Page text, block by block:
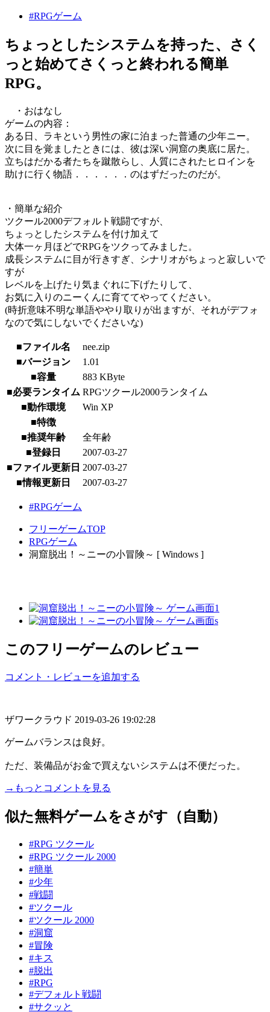
#RPGゲーム
ちょっとしたシステムを持った、さく
っと始めてさくっと終われる簡単
RPG。
・おはなし
ゲームの内容：
ある日、ラキという男性の家に泊まった普通の少年ニー。
次に目を覚ましたときには、彼は深い洞窟の奥底に居た。
立ちはだかる者たちを蹴散らし、人質にされたヒロインを
助けに行く物語．．．．．．のはずだったのだが。
・簡単な紹介
ツクール2000デフォルト戦闘ですが、
ちょっとしたシステムを付け加えて
大体一ヶ月ほどでRPGをツクってみました。
成長システムに目が行きすぎ、シナリオがちょっと寂しいで
すが
レベルを上げたり気まぐれに下げたりして、
お気に入りのニーくんに育ててやってください。
(時折意味不明な単語ややり取りが出ますが、それがデフォ
なので気にしないでくださいな)
■ファイル名
nee.zip
■バージョン
1.01
■容量
883 KByte
■必要ランタイム RPGツクール2000ランタイム
■動作環境
Win XP
■特徴
■推奨年齢
全年齢
■登録日
2007-03-27
■ファイル更新日 2007-03-27
■情報更新日
2007-03-27
#RPGゲーム
フリーゲームTOP
RPGゲーム
洞窟脱出！～ニーの小冒険～ [ Windows ]
このフリーゲームのレビュー
コメント・レビューを追加する
ザワークラウド 2019-03-26 19:02:28
ゲームバランスは良好。
ただ、装備品がお金で買えないシステムは不便だった。
→もっとコメントを見る
似た無料ゲームをさがす（自動）
#RPG ツクール
#RPG ツクール 2000
#簡単
#少年
#戦闘
#ツクール
#ツクール 2000
#洞窟
#冒険
#キス
#脱出
#RPG
#デフォルト戦闘
#サクッと